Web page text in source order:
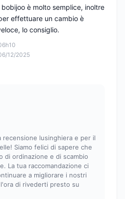
12/2025
è molto semplice, inoltre
effettuare un cambio è
lo consiglio.
recensione lusinghiera e per il
Siamo felici di sapere che
di ordinazione e di scambio
La tua raccomandazione ci
a migliorare i nostri
di rivederti presto su